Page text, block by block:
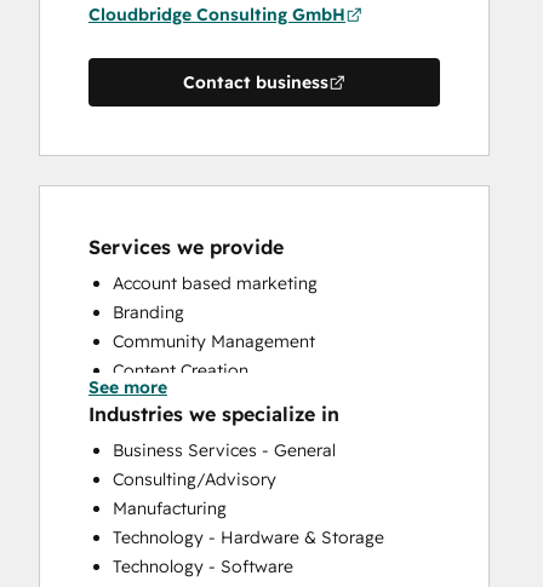
Cloudbridge Consulting GmbH
Contact business
Services we provide
Account based marketing
Branding
Community Management
Content Creation
Conversational Marketing
CRM Implementation
CRM Migration
Custom API Integrations
Customer Marketing
Email Marketing
Full Inbound Marketing Services
See more
Industries we specialize in
Business Services - General
Consulting/Advisory
Manufacturing
Technology - Hardware & Storage
Technology - Software